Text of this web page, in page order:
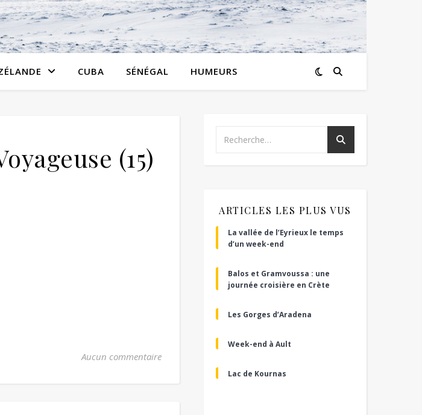
CUBA SÉNÉGAL HUMEURS
(15)
Aucun commentaire
ARTICLES LES PLUS VUS
La vallée de l’Eyrieux le temps
d’un week-end
Balos et Gramvoussa : une
journée croisière en Crète
Les Gorges d’Aradena
Week-end à Ault
Lac de Kournas